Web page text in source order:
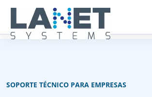
SOPORTE TÉCNICO PARA EMPRESAS